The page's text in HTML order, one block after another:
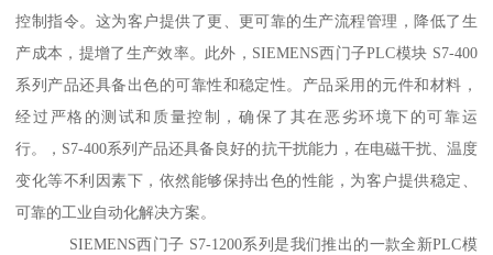
控制指令。这为客户提供了更、更可靠的生产流程管理，降低了生
产成本，提增了生产效率。此外，SIEMENS西门子PLC模块 S7-400
系列产品还具备出色的可靠性和稳定性。产品采用的元件和材料，
经过严格的测试和质量控制，确保了其在恶劣环境下的可靠运
行。，S7-400系列产品还具备良好的抗干扰能力，在电磁干扰、温度
变化等不利因素下，依然能够保持出色的性能，为客户提供稳定、
可靠的工业自动化解决方案。
SIEMENS西门子 S7-1200系列是我们推出的一款全新PLC模